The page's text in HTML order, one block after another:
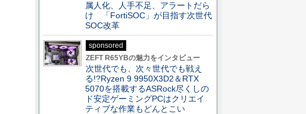
属人化、人手不足、アラートだら
け 「FortiSOC」が目指す次世代
SOC改革
sponsored
ZEFT R65YBの魅力をインタビュー
次世代でも、次々世代でも戦え
る!?Ryzen 9 9950X3D2＆RTX
5070を搭載するASRock尽くしの
ド安定ゲーミングPCはクリエイ
ティブな作業もどんとこい